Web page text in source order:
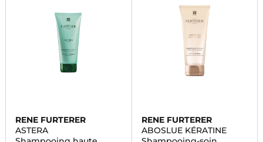
RENE FURTERER
ASTERA
RENE FURTERER
ABOSLUE KÉRATINE